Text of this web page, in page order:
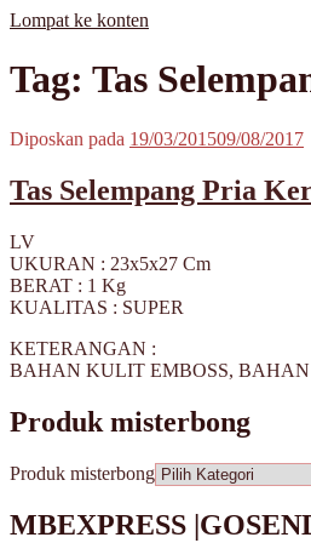
Lompat ke konten
MisterBong | www.misterbong.net |
misterbong | Distributor Specialist
misterbong | bong | bong kaca | bong
cangklong | cangklong kaca pyrex |
Tag: Tas
Diposkan pada 19/03/201509/08/2017
Tas Selempang Pria
LV
UKURAN : 23x5x27 Cm
BERAT : 1 Kg
KUALITAS : SUPER
KETERANGAN :
BAHAN KULIT EMBOSS,
Produk misterbong
Produk misterbong
MBEXPRESS